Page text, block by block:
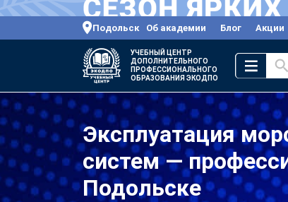
Подольск Об академии Блог Акции
УЧЕБНЫЙ ЦЕНТР
ДОПОЛНИТЕЛЬНОГО
ПРОФЕССИОНАЛЬНОГО
ОБРАЗОВАНИЯ ЭКОДПО
Эксплуатация
систем —
Подольске